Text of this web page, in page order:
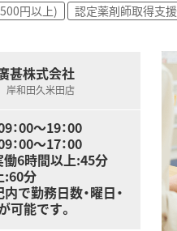
円以上) 認定薬剤師取得支
甚株式会社
岸和田久米田店
00～19：00
17：00
働6時間以上:45分
:60分
で勤務日数・曜日・
可能です。